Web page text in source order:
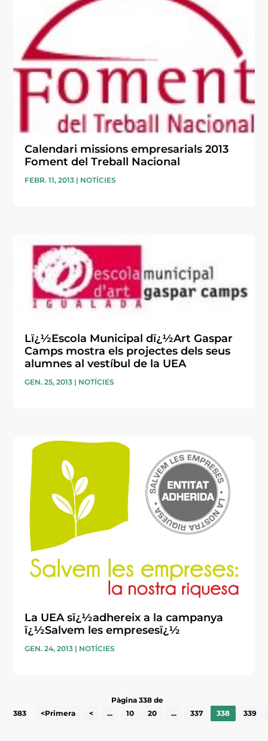
Calendari missions empresarials 2013
Foment del Treball Nacional
FEBR. 11, 2013 | NOTÍCIES
Lï¿½Escola Municipal dï¿½Art Gaspar
Camps mostra els projectes dels seus
alumnes al vestíbul de la UEA
GEN. 25, 2013 | NOTÍCIES
La UEA sï¿½adhereix a la campanya
ï¿½Salvem les empresesï¿½
GEN. 24, 2013 | NOTÍCIES
Pàgina 338 de
383
<Primera < ... 10 20 ... 337 338 339